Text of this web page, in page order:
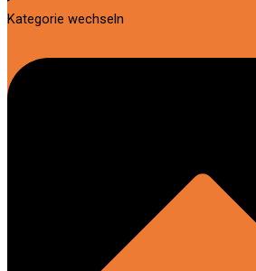
Kategorie wechseln